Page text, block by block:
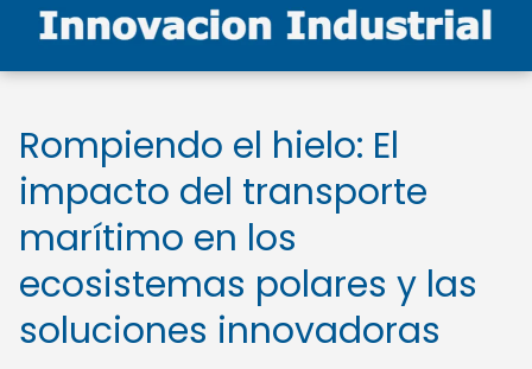
Rompiendo el hielo: El
impacto del transporte
marítimo en los
ecosistemas polares y las
soluciones innovadoras